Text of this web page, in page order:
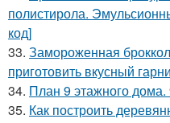
полистирола.
код]
33. Замороженная
приготовить вкусный
34. План 9 этажного
35. Как построить